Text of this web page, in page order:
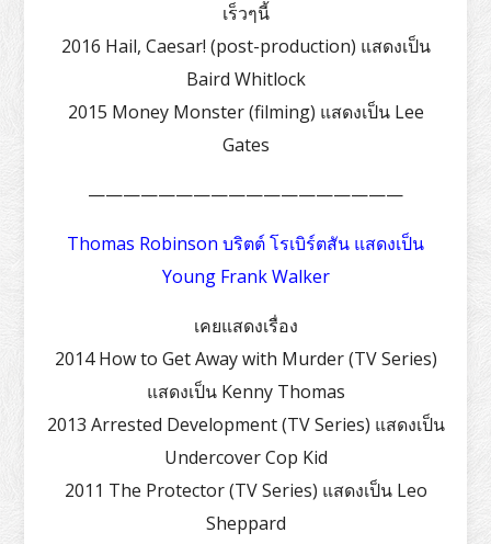
เร็วๆนี้
2016 Hail, Caesar! (post-production) แสดงเป็น
Baird Whitlock
2015 Money Monster (filming) แสดงเป็น Lee
Gates
——————————————————
Thomas Robinson บริตต์ โรเบิร์ตสัน แสดงเป็น
Young Frank Walker
เคยแสดงเรื่อง
2014 How to Get Away with Murder (TV Series)
แสดงเป็น Kenny Thomas
2013 Arrested Development (TV Series) แสดงเป็น
Undercover Cop Kid
2011 The Protector (TV Series) แสดงเป็น Leo
Sheppard